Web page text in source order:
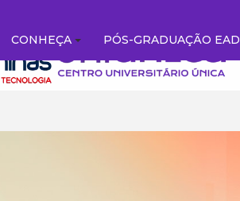
CONHEÇA PÓS-GRADUAÇÃO EAD